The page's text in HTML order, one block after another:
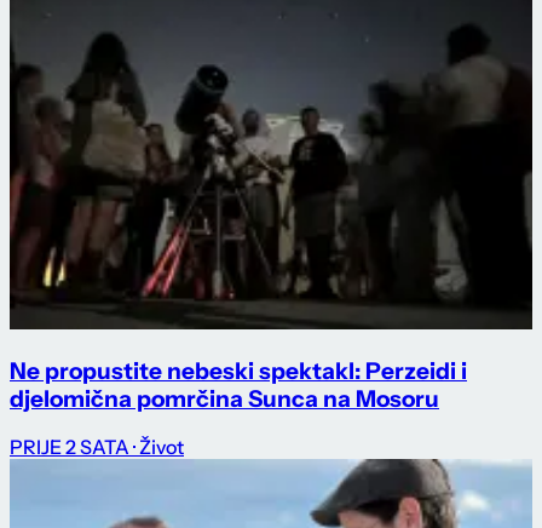
Ne propustite nebeski spektakl: Perzeidi i
djelomična pomrčina Sunca na Mosoru
PRIJE 2 SATA · Život